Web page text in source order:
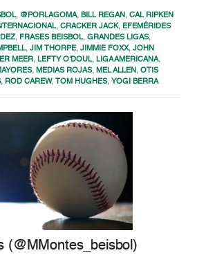
, @PORLAGOMA,BILL REGAN,CAL RIPKEN
,CRACKER JACK, EFEMÉRIDES
, FRASES BEISBOL,GRANDES LIGAS,
,JIM THORPE,JIMMIE FOXX,JOHN
MEER,LEFTY O'DOUL,LIGA AMERICANA,
,MEDIAS ROJAS,MEL ALLEN,OTIS
, ROD CAREW, TOM HUGHES, YOGI BERRA
(@MMontes_beisbol)